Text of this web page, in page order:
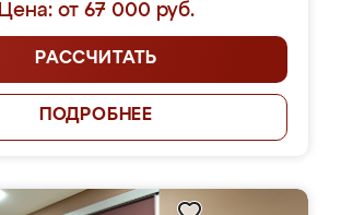
Цена: от 67 000 руб.
РАССЧИТАТЬ
ПОДРОБНЕЕ